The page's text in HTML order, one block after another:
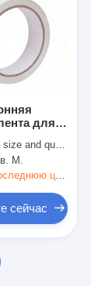
для
and quantity
М.
Получить последнюю цену
сейчас